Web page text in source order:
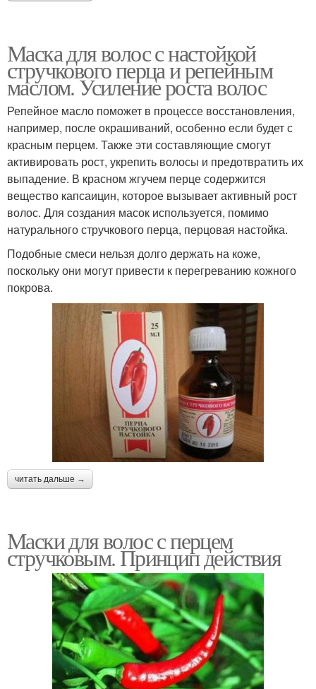
Маска для волос с настойкой
стручкового перца и репейным
маслом. Усиление роста волос
Репейное масло поможет в процессе восстановления,
например, после окрашиваний, особенно если будет с
красным перцем. Также эти составляющие смогут
активировать рост, укрепить волосы и предотвратить их
выпадение. В красном жгучем перце содержится
вещество капсаицин, которое вызывает активный рост
волос. Для создания масок используется, помимо
натурального стручкового перца, перцовая настойка.
Подобные смеси нельзя долго держать на коже,
поскольку они могут привести к перегреванию кожного
покрова.
читать дальше →
Маски для волос с перцем
стручковым. Принцип действия